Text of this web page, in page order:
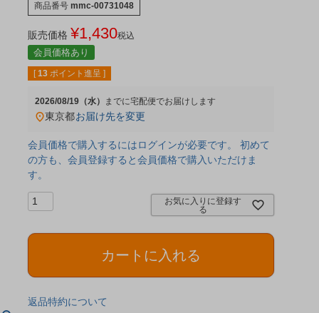
商品番号 mmc-00731048
販売価格 ¥1,430税込
会員価格あり
[ 13 ポイント進呈 ]
2026/08/19（水） 宅配便
東京都お届け先を変更
会員価格で購入するにはログインが必要です。 初めて
の方も、会員登録すると会員価格で購入いただけま
す。
お気に入りに登録す
る
カートに入れる
返品特約について